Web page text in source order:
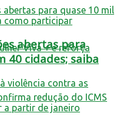
abertas para
40 cidades; saiba